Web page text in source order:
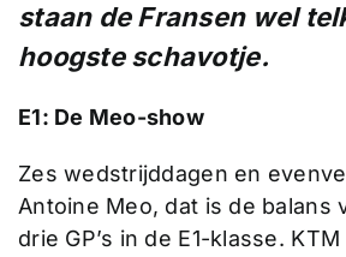
staan de Fransen wel
hoogste schavotje.
E1: De Meo-show
Zes wedstrijddagen en
Antoine Meo, dat is de balans
drie GP’s in de E1-klasse.